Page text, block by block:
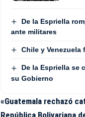
De la Espriella
ante militares
Chile y
De la Espriella se
su Gobierno
«Guatemala rechazó
República Bolivariana